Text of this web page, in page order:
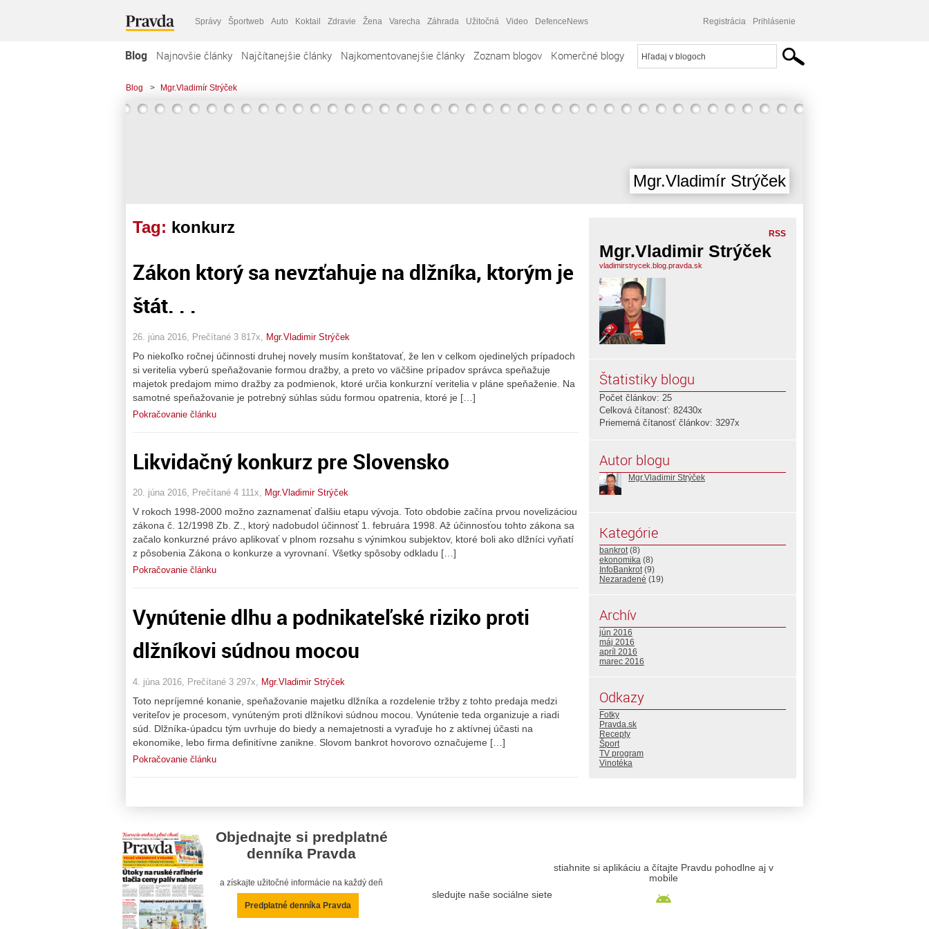
Správy Športweb Auto Koktail Zdravie Žena Varecha Záhrada Užitočná Video DefenceNews Registrácia Prihlásenie
Blog Najnovšie články Najčítanejšie články Najkomentovanejšie články Zoznam blogov Komerčné blogy
Blog > Mgr.Vladimír Strýček
Mgr.Vladimír Strýček
Tag: konkurz
Zákon ktorý sa nevzťahuje na dlžníka, ktorým je
štát. . .
26. júna 2016, Prečítané 3 817x, Mgr.Vladimir Strýček
Po niekoľko ročnej účinnosti druhej novely musím konštatovať, že len v celkom ojedinelých prípadoch
si veritelia vyberú speňažovanie formou dražby, a preto vo väčšine prípadov správca speňažuje
majetok predajom mimo dražby za podmienok, ktoré určia konkurzní veritelia v pláne speňaženie. Na
samotné speňažovanie je potrebný súhlas súdu formou opatrenia, ktoré je […]
Pokračovanie článku
Likvidačný konkurz pre Slovensko
20. júna 2016, Prečítané 4 111x, Mgr.Vladimir Strýček
V rokoch 1998-2000 možno zaznamenať ďalšiu etapu vývoja. Toto obdobie začína prvou novelizáciou
zákona č. 12/1998 Zb. Z., ktorý nadobudol účinnosť 1. februára 1998. Až účinnosťou tohto zákona sa
začalo konkurzné právo aplikovať v plnom rozsahu s výnimkou subjektov, ktoré boli ako dlžníci vyňatí
z pôsobenia Zákona o konkurze a vyrovnaní. Všetky spôsoby odkladu […]
Pokračovanie článku
Vynútenie dlhu a podnikateľské riziko proti
dlžníkovi súdnou mocou
4. júna 2016, Prečítané 3 297x, Mgr.Vladimir Strýček
Toto nepríjemné konanie, speňažovanie majetku dlžníka a rozdelenie tržby z tohto predaja medzi
veriteľov je procesom, vynúteným proti dlžníkovi súdnou mocou. Vynútenie teda organizuje a riadi
súd. Dlžníka-úpadcu tým uvrhuje do biedy a nemajetnosti a vyraďuje ho z aktívnej účasti na
ekonomike, lebo firma definitívne zanikne. Slovom bankrot hovorovo označujeme […]
Pokračovanie článku
RSS
Mgr.Vladimir Strýček
vladimirstrycek.blog.pravda.sk
Štatistiky blogu
Počet článkov: 25
Celková čítanosť: 82430x
Priemerná čítanosť článkov: 3297x
Autor blogu
Mgr.Vladimir Strýček
Kategórie
bankrot(8)
ekonomika (8)
InfoBankrot(9)
Nezaradené (19)
Archív
jún 2016
máj 2016
apríl 2016
marec 2016
Odkazy
Fotky
Pravda.sk
Recepty
Šport
TV program
Vinotéka
Objednajte si predplatné
denníka Pravda
a získajte užitočné informácie na každý deň
Predplatné denníka Pravda
sledujte naše sociálne siete
stiahnite si aplikáciu a čítajte Pravdu pohodlne aj v
mobile